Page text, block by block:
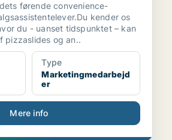
førende convenience-
kender os
du - uanset tidspunktet – kan
pizzaslides og an..
Type
Marketingmedarbejd
er
Mere info